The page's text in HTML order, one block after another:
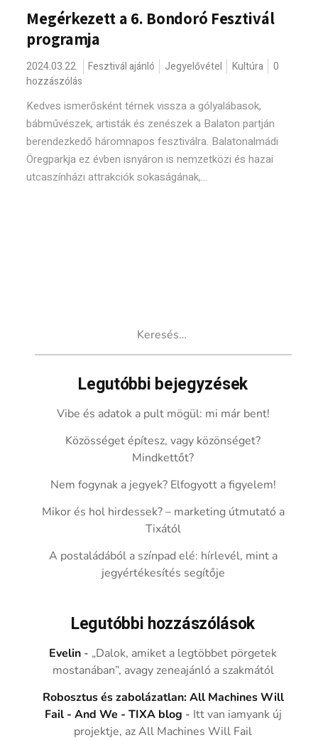
Megérkezett a 6. Bondoró Fesztivál
programja
2024.03.22. Fesztivál ajánló Jegyelővétel Kultúra
0
hozzászólás
Kedves ismerősként térnek vissza a gólyalábasok,
bábművészek, artisták és zenészek a Balaton partján
berendezkedő háromnapos fesztiválra. Balatonalmádi
Öregparkja ez évben isnyáron is nemzetközi és hazai
utcaszínházi attrakciók sokaságának,...
Legutóbbi bejegyzések
Vibe és adatok a pult mögül: mi már bent!
Közösséget építesz, vagy közönséget?
Mindkettőt?
Nem fogynak a jegyek? Elfogyott a figyelem!
Mikor és hol hirdessek? – marketing útmutató a
Tixától
A postaládából a színpad elé: hírlevél, mint a
jegyértékesítés segítője
Legutóbbi hozzászólások
Evelin - „Dalok, amiket a legtöbbet pörgetek
mostanában”, avagy zeneajánló a szakmától
Robosztus és zabolázatlan: All Machines Will
Fail - And We - TIXA blog - Itt van iamyank új
projektje, az All Machines Will Fail